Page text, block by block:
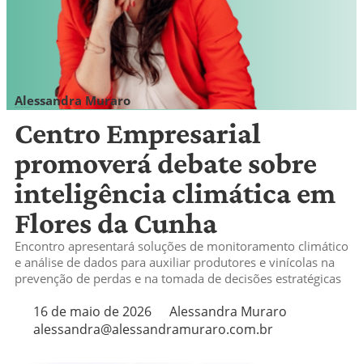
Alessandra Muraro
Centro Empresarial
promoverá debate sobre
inteligência climática em
Flores da Cunha
Encontro apresentará soluções de monitoramento climático
e análise de dados para auxiliar produtores e vinícolas na
prevenção de perdas e na tomada de decisões estratégicas
16 de maio de 2026
Alessandra Muraro
alessandra@alessandramuraro.com.br